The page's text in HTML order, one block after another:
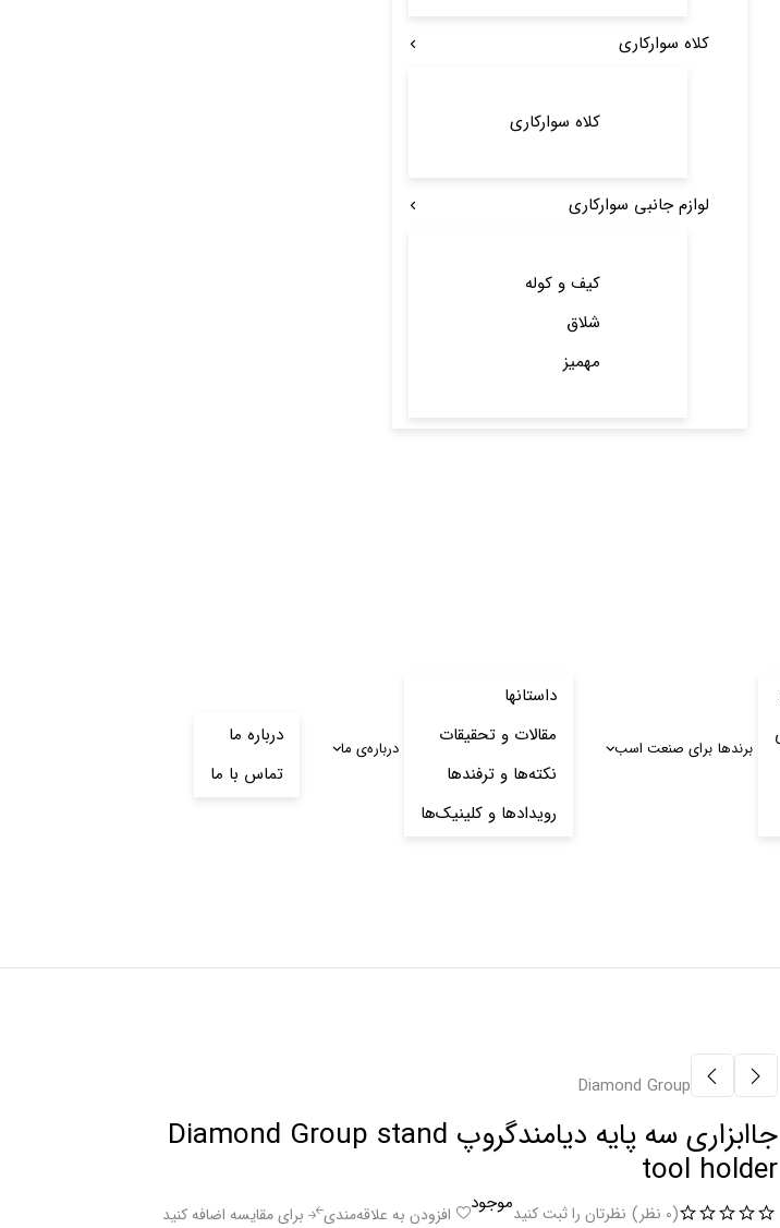
کلاه سوارکاری
کلاه سوارکاری
لوازم جانبی سوارکاری
کیف و کوله
شلاق
مهمیز
برندها برای صنعت اسب
داستانها
مقالات و تحقیقات
نکته‌ها و ترفندها
رویدادها و کلینیک‌ها
درباره‌‌ی ما
درباره ما
تماس با ما
Diamond Group
جاابزاری سه پایه دیامندگروپ Diamond Group stand
tool holder
(0 نظر) نظرتان را ثبت کنیدموجود افزودن به علاقه‌مندی برای مقایسه اضافه کنید